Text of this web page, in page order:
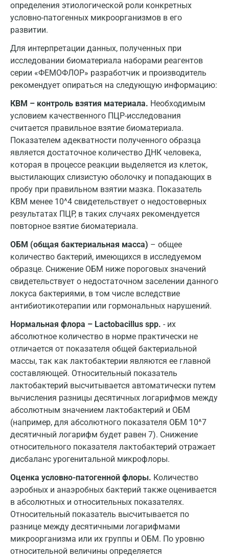
определения этиологической роли конкретных
условно-патогенных микроорганизмов в его
развитии.
Для интерпретации данных, полученных при
исследовании биоматериала наборами реагентов
серии «ФЕМОФЛОР» разработчик и производитель
рекомендует опираться на следующую информацию:
КВМ – контроль взятия материала. Необходимым
условием качественного ПЦР-исследования
считается правильное взятие биоматериала.
Показателем адекватности полученного образца
является достаточное количество ДНК человека,
которая в процессе реакции выделяется из клеток,
выстилающих слизистую оболочку и попадающих в
пробу при правильном взятии мазка. Показатель
КВМ менее 10^4 свидетельствует о недостоверных
результатах ПЦР, в таких случаях рекомендуется
повторное взятие биоматериала.
ОБМ (общая бактериальная масса) – общее
количество бактерий, имеющихся в исследуемом
образце. Снижение ОБМ ниже пороговых значений
свидетельствует о недостаточном заселении данного
локуса бактериями, в том числе вследствие
антибиотикотерапии или гормональных нарушений.
Нормальная флора – Lactobacillus spp. - их
абсолютное количество в норме практически не
отличается от показателя общей бактериальной
массы, так как лактобактерии являются ее главной
составляющей. Относительный показатель
лактобактерий высчитывается автоматически путем
вычисления разницы десятичных логарифмов между
абсолютным значением лактобактерий и ОБМ
(например, для абсолютного показателя ОБМ 10^7
десятичный логарифм будет равен 7). Снижение
относительного показателя лактобактерий отражает
дисбаланс урогенитальной микрофлоры.
Оценка условно-патогенной флоры. Количество
аэробных и анаэробных бактерий также оценивается
в абсолютных и относительных показателях.
Относительный показатель высчитывается по
разнице между десятичными логарифмами
микроорганизма или их группы и ОБМ. По уровню
относительной величины определяется
Чебоксары
Челябинск
Череповец
Чехов
Щелково
Электросталь
Энгельс
Ярославль